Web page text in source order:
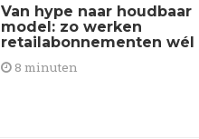
Van hype naar houdbaar
model: zo werken
retailabonnementen wél
8 minuten